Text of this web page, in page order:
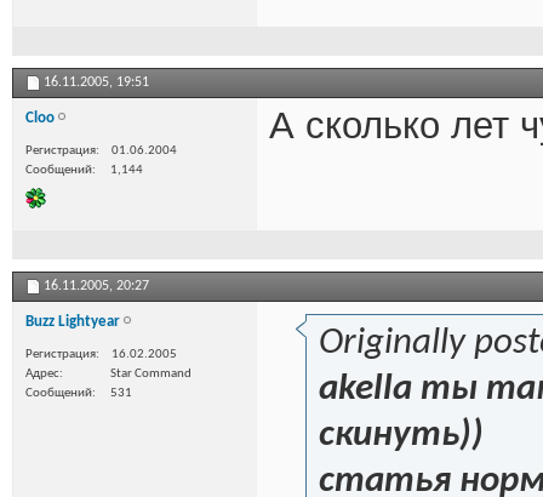
16.11.2005, 19:51
Cloo
Регистрация
01.06.2004
Сообщений
1,144
А сколько лет
16.11.2005, 20:27
Buzz Lightyear
Регистрация
16.02.2005
Адрес
Star Command
Сообщений
531
Originally
akella ты
скинуть))
статья